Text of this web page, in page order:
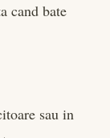
cand bate
sau in